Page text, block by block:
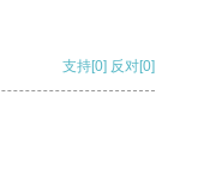
支持[0] 反对[0]